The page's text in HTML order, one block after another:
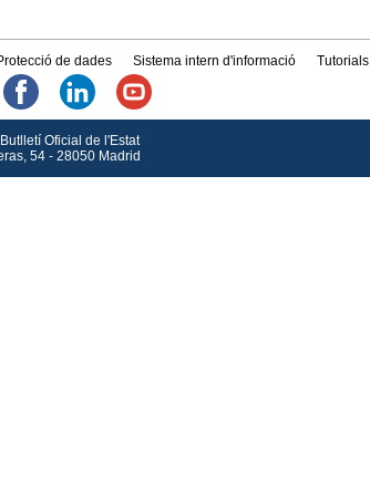
de dades Sistema intern d'informació Tutorials
Oficial de l'Estat
54 - 28050 Madrid